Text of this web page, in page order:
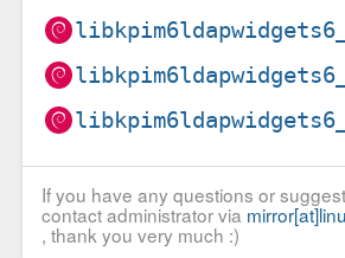
If you have any questions or
contact administrator via
, thank you very much :)